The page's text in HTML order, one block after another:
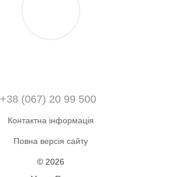
+38 (067) 20 99 500
Контактна інформація
Повна версія сайту
© 2026